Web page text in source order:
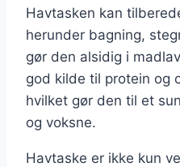
Havtasken kan
herunder bagning,
gør den alsidig i
god kilde til protein og
hvilket gør den til et
og voksne.
Havtaske er ikke kun